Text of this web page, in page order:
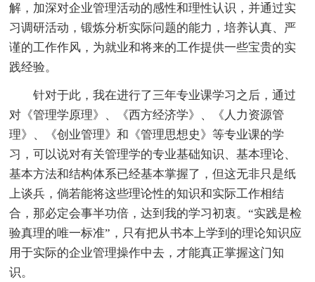
解，加深对企业管理活动的感性和理性认识，并通过实
习调研活动，锻炼分析实际问题的能力，培养认真、严
谨的工作作风，为就业和将来的工作提供一些宝贵的实
践经验。
针对于此，我在进行了三年专业课学习之后，通过
对《管理学原理》、《西方经济学》、《人力资源管
理》、《创业管理》和《管理思想史》等专业课的学
习，可以说对有关管理学的专业基础知识、基本理论、
基本方法和结构体系已经基本掌握了，但这无非只是纸
上谈兵，倘若能将这些理论性的知识和实际工作相结
合，那必定会事半功倍，达到我的学习初衷。“实践是检
验真理的唯一标准”，只有把从书本上学到的理论知识应
用于实际的企业管理操作中去，才能真正掌握这门知
识。